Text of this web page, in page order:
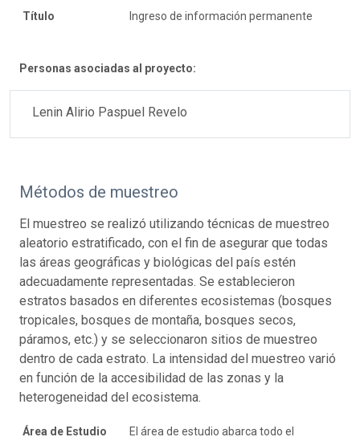
Título Ingreso de información permanente
Personas asociadas al proyecto:
Lenin Alirio Paspuel Revelo
Métodos de muestreo
El muestreo se realizó utilizando técnicas de muestreo
aleatorio estratificado, con el fin de asegurar que todas
las áreas geográficas y biológicas del país estén
adecuadamente representadas. Se establecieron
estratos basados en diferentes ecosistemas (bosques
tropicales, bosques de montaña, bosques secos,
páramos, etc.) y se seleccionaron sitios de muestreo
dentro de cada estrato. La intensidad del muestreo varió
en función de la accesibilidad de las zonas y la
heterogeneidad del ecosistema.
Área de Estudio
El área de estudio abarca todo el